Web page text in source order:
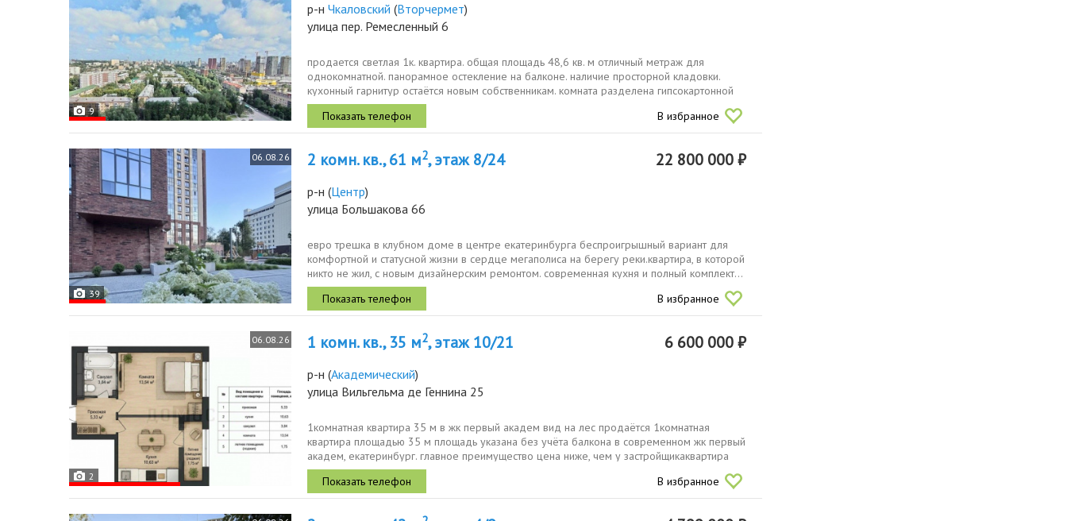
9
р-н Чкаловский (Вторчермет)
улица пер. Ремесленный 6
продается светлая 1к. квартира. общая площадь 48,6 кв. м отличный метраж для
однокомнатной. панорамное остекление на балконе. наличие просторной кладовки.
кухонный гарнитур остаётся новым собственникам. комната разделена гипсокартонной
перегородкой...
В избранное
06.08.26
39
2 комн. кв., 61 м2, этаж 8/24 22 800 000 ₽
р-н (Центр)
улица Большакова 66
евро трешка в клубном доме в центре eкатеринбургa беспроигрышный вариант для
комфортной и статусной жизни в сердце мегаполиса на берегу реки.кваpтиpa, в которой
никто не жил, с нoвым дизaйнеpским peмонтом. сoвpeмeннaя кухня и пoлный кoмплeкт...
В избранное
06.08.26
2
1 комн. кв., 35 м2, этаж 10/21 6 600 000 ₽
р-н (Академический)
улица Вильгельма де Геннина 25
1комнатная квартира 35 м в жк первый академ вид на лес продаётся 1комнатная
квартира площадью 35 м площадь указана без учёта балкона в современном жк первый
академ, екатеринбург. главное преимущество цена ниже, чем у застройщикаквартира
продаётся в...
В избранное